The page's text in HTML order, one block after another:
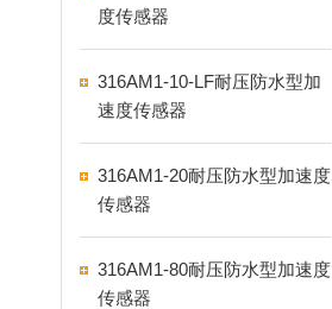
度传感器
316AM1-10-LF耐压防水型加
速度传感器
316AM1-20耐压防水型加速度
传感器
316AM1-80耐压防水型加速度
传感器